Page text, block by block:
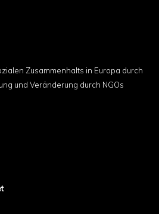
Zusammenhalts in Europa durch
und Veränderung durch NGOs